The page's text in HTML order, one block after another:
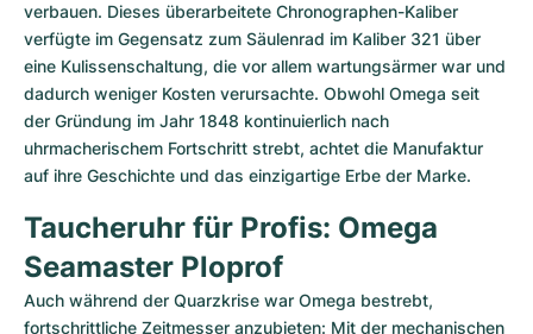
verbauen. Dieses überarbeitete Chronographen-Kaliber
verfügte im Gegensatz zum Säulenrad im Kaliber 321 über
eine Kulissenschaltung, die vor allem wartungsärmer war und
dadurch weniger Kosten verursachte. Obwohl Omega seit
der Gründung im Jahr 1848 kontinuierlich nach
uhrmacherischem Fortschritt strebt, achtet die Manufaktur
auf ihre Geschichte und das einzigartige Erbe der Marke.
Taucheruhr für Profis: Omega
Seamaster Ploprof
Auch während der Quarzkrise war Omega bestrebt,
fortschrittliche Zeitmesser anzubieten: Mit der mechanischen